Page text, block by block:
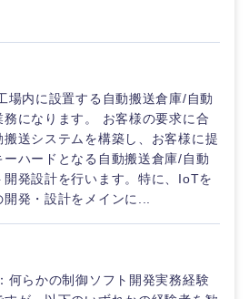
場内に設置する自動搬送倉庫/自動
になります。 お客様の要求に合
送システムを構築し、お客様に提
ハードとなる自動搬送倉庫/自動
発設計を行います。特に、IoTを
発・設計をメインに...
何らかの制御ソフト開発実務経験